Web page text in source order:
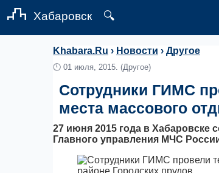
Хабаровск 🔍
Khabara.Ru › Новости › Другое
🕛 01 июля, 2015. (Другое)
Сотрудники ГИМС
места массового
27 июня 2015 года в Хабаровске
Главного управления МЧС